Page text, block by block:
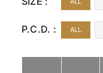
P.C.D. : ALL